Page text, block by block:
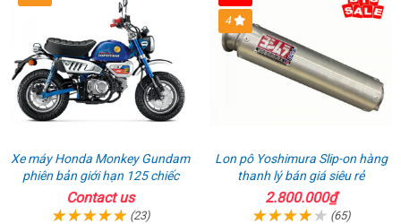
Xe máy Honda Monkey Gundam
phiên bản giới hạn 125 chiếc
Contact us
(23)
4
Lon pô Yoshimura Slip-on hàng
thanh lý bán giá siêu rẻ
2.800.000₫
(65)